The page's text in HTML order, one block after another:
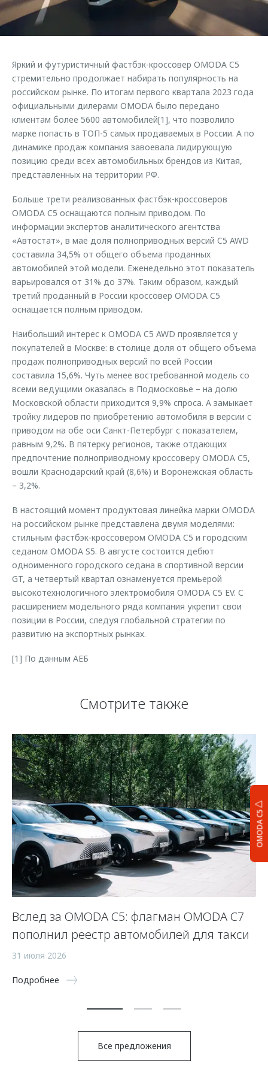
Страхование
Кредитный калькулятор
Одежда и сувениры
Оригинальные аксессуары
Запчасти
Трейд-ин
Калькулятор трейд-ин
Клиентская поддержка
O&J Автоклуб
Приложение O&J
Аксессуары
Одежда и сувениры
Оригинальные аксессуары
Запчасти
Обратная связь
OMODA C5
Яркий и футуристичный фастбэк-кроссовер OMODA C5
стремительно продолжает набирать популярность на
российском рынке. По итогам первого квартала 2023 года
официальными дилерами OMODA было передано
клиентам более 5600 автомобилей[1], что позволило
марке попасть в ТОП-5 самых продаваемых в России. А по
динамике продаж компания завоевала лидирующую
позицию среди всех автомобильных брендов из Китая,
представленных на территории РФ.
Больше трети реализованных фастбэк-кроссоверов
OMODA C5 оснащаются полным приводом. По
информации экспертов аналитического агентства
«Автостат», в мае доля полноприводных версий C5 AWD
составила 34,5% от общего объема проданных
автомобилей этой модели. Еженедельно этот показатель
варьировался от 31% до 37%. Таким образом, каждый
третий проданный в России кроссовер OMODA C5
оснащается полным приводом.
Наибольший интерес к OMODA C5 AWD проявляется у
покупателей в Москве: в столице доля от общего объема
продаж полноприводных версий по всей России
составила 15,6%. Чуть менее востребованной модель со
всеми ведущими оказалась в Подмосковье – на долю
Московской области приходится 9,9% спроса. А замыкает
тройку лидеров по приобретению автомобиля в версии с
приводом на обе оси Санкт-Петербург с показателем,
равным 9,2%. В пятерку регионов, также отдающих
предпочтение полноприводному кроссоверу OMODA C5,
вошли Краснодарский край (8,6%) и Воронежская область
– 3,2%.
В настоящий момент продуктовая линейка марки OMODA
на российском рынке представлена двумя моделями:
стильным фастбэк-кроссовером OMODA C5 и городским
седаном OMODA S5. В августе состоится дебют
одноименного городского седана в спортивной версии
GT, а четвертый квартал ознаменуется премьерой
высокотехнологичного электромобиля OMODA C5 EV. С
расширением модельного ряда компания укрепит свои
позиции в России, следуя глобальной стратегии по
развитию на экспортных рынках.
[1] По данным АЕБ
Смотрите также
Вслед за OMODA C5: флагман OMODA C7
пополнил реестр автомобилей для такси
31 июля 2026
Подробнее
Все предложения